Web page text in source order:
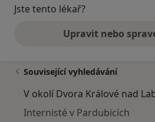
Jste tento lékař?
Upravit nebo
Související vyhledávání
V okolí Dvora Králové nad
Internisté v Pardubicích